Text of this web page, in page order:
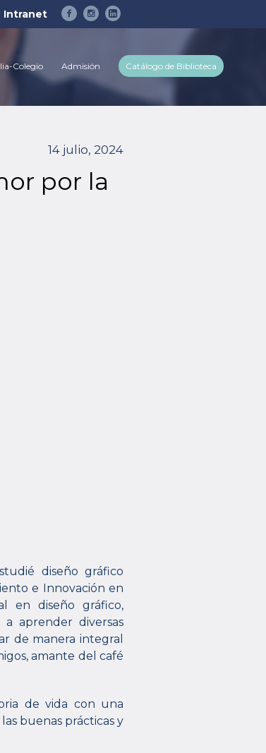
Intranet
Colegio Admisión Catálogo de Biblioteca
14 julio, 2024
por la
diseño gráfico
e Innovación en
en diseño gráfico,
aprender diversas
de manera integral
amante del café
de vida con una
buenas prácticas y